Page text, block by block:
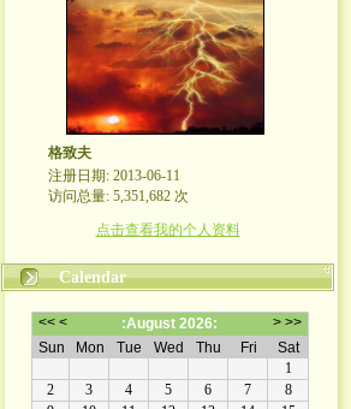
格致夫
注册日期: 2013-06-11
访问总量: 5,351,682 次
点击查看我的个人资料
Calendar